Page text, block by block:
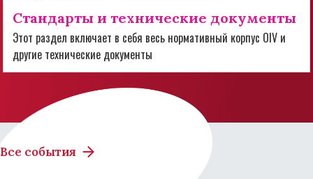
Стандарты и технические документы
Этот раздел включает в себя весь нормативный корпус OIV и
другие технические документы
Все события